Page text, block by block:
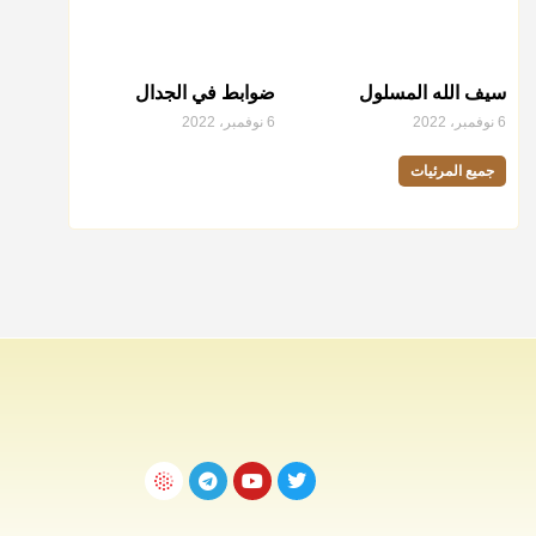
سيف الله المسلول
6 نوفمبر، 2022
ضوابط في الجدال
6 نوفمبر، 2022
جميع المرئيات